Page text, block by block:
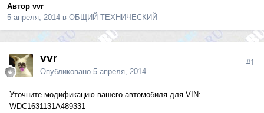
Автор vvr
5 апреля, 2014 в ОБЩИЙ ТЕХНИЧЕСКИЙ
vvr
Опубликовано 5 апреля, 2014
#1
Уточните модификацию вашего автомобиля для VIN:
WDC1631131A489331